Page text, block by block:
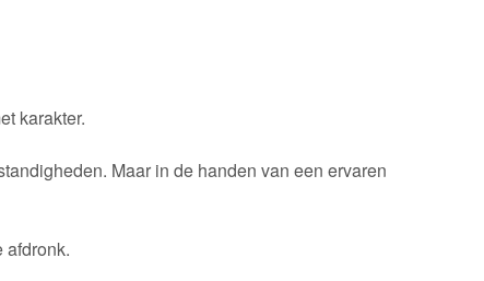
karakter.
Maar in de handen van een ervaren
afdronk.